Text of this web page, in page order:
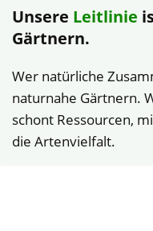
Unsere Leitlinie
Gärtnern.
Wer natürliche
naturnahe Gärtnern.
schont Ressourcen,
die Artenvielfalt.